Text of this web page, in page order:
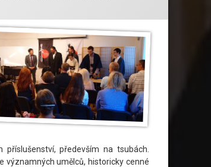
především na tsubách.
významných umělců, historicky cenné